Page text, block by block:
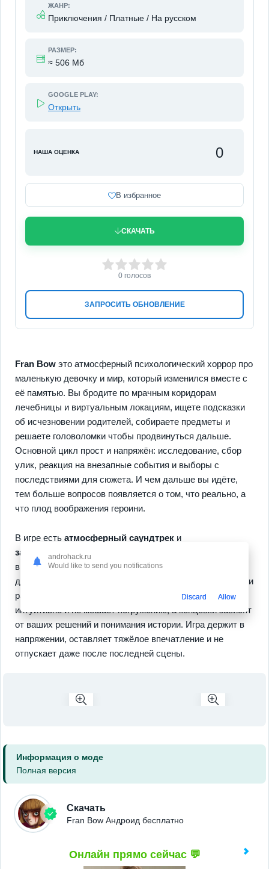
ЖАНР:
Приключения / Платные / На русском
РАЗМЕР:
≈ 506 Мб
GOOGLE PLAY:
Открыть
НАША ОЦЕНКА 0
В избранное
СКАЧАТЬ
ЗАПРОСИТЬ ОБНОВЛЕНИЕ
3 4 5
0 голосов
Fran Bow это атмосферный психологический хоррор про
маленькую девочку и мир, который изменился вместе с
её памятью. Вы бродите по мрачным коридорам
лечебницы и виртуальным локациям, ищете подсказки
об исчезновении родителей, собираете предметы и
решаете головоломки чтобы продвинуться дальше.
Основной цикл прост и напряжён: исследование, сбор
улик, реакция на внезапные события и выборы с
последствиями для сюжета. И чем дальше вы идёте,
тем больше вопросов появляется о том, что реально, а
что плод воображения героини.
В игре есть атмосферный саундтрек и
запоминающиеся персонажи
вводят в заблуждение. Головоломки разные по стилю и
дают чувство прогресса, а найденные фрагменты памяти
раскрывают мотивацию и страхи Фрэн. Управление
интуитивно и не мешает погружению, а концовки зависят
от ваших решений и понимания истории. Игра держит в
напряжении, оставляет тяжёлое впечатление и не
отпускает даже после последней сцены.
Информация о моде
Полная версия
Скачать
Fran Bow Андроид бесплатно
Онлайн прямо сейчас 💬
androhack.ru
Would like to send you notifications
Discard Allow